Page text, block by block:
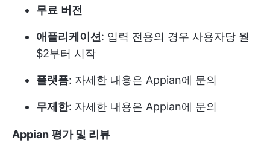
무료 버전
애플리케이션 : 입력 전용의 경우 사용자당 월
$2부터 시작
플랫폼: 자세한 내용은 Appian에 문의
무제한: 자세한 내용은 Appian에 문의
Appian 평가 및 리뷰